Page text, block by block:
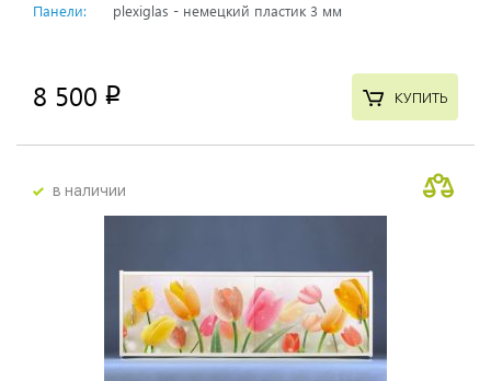
Панели:
plexiglas - немецкий пластик 3 мм
8 500 p КУПИТЬ
в наличии